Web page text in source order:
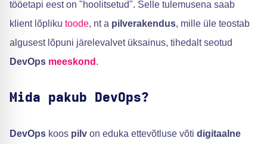
tööetapi eest on "hoolitsetud". Selle tulemusena saab
klient lõpliku toode, nt a pilverakendus, mille üle teostab
algusest lõpuni järelevalvet üksainus, tihedalt seotud
DevOps meeskond .
Mida pakub DevOps?
DevOps koos pilv on eduka ettevõtluse võti digitaalne